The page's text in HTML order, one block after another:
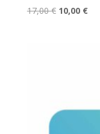
17,00€ Le
10,00 €Le